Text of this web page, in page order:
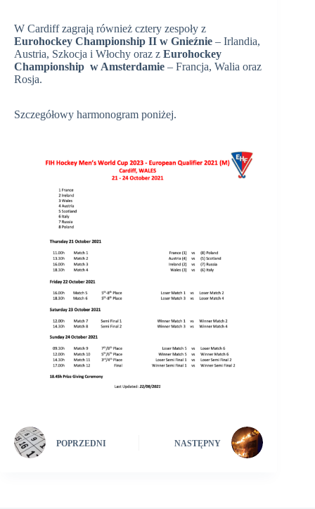
W Cardiff zagrają również cztery zespoły z
Eurohockey Championship II w Gnieźnie – Irlandia,
Austria, Szkocja i Włochy oraz z Eurohockey
Championship w Amsterdamie – Francja, Walia oraz
Rosja.
Szczegółowy harmonogram poniżej.
POPRZEDNI NASTĘPNY